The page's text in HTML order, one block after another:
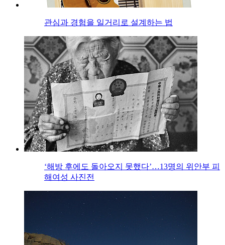
관심과 경험을 일거리로 설계하는 법
‘해방 후에도 돌아오지 못했다’…13명의 위안부 피
해여성 사진전